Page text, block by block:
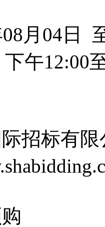
月04日
下午12:00
招标有